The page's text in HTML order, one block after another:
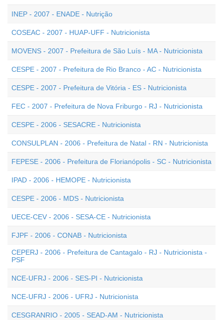
INEP - 2007 - ENADE - Nutrição
COSEAC - 2007 - HUAP-UFF - Nutricionista
MOVENS - 2007 - Prefeitura de São Luís - MA - Nutricionista
CESPE - 2007 - Prefeitura de Rio Branco - AC - Nutricionista
CESPE - 2007 - Prefeitura de Vitória - ES - Nutricionista
FEC - 2007 - Prefeitura de Nova Friburgo - RJ - Nutricionista
CESPE - 2006 - SESACRE - Nutricionista
CONSULPLAN - 2006 - Prefeitura de Natal - RN - Nutricionista
FEPESE - 2006 - Prefeitura de Florianópolis - SC - Nutricionista
IPAD - 2006 - HEMOPE - Nutricionista
CESPE - 2006 - MDS - Nutricionista
UECE-CEV - 2006 - SESA-CE - Nutricionista
FJPF - 2006 - CONAB - Nutricionista
CEPERJ - 2006 - Prefeitura de Cantagalo - RJ - Nutricionista -
PSF
NCE-UFRJ - 2006 - SES-PI - Nutricionista
NCE-UFRJ - 2006 - UFRJ - Nutricionista
CESGRANRIO - 2005 - SEAD-AM - Nutricionista